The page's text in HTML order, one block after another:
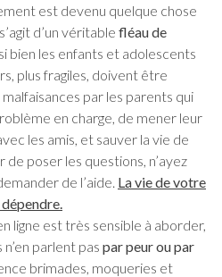
est devenu quelque chose
d’un véritable fléau de
bien les enfants et adolescents
plus fragiles, doivent être
par les parents qui
en charge, de mener leur
les amis, et sauver la vie de
de poser les questions, n’ayez
de l’aide. La vie de votre
ligne est très sensible à aborder,
parlent pas par peur ou par
brimades, moqueries et